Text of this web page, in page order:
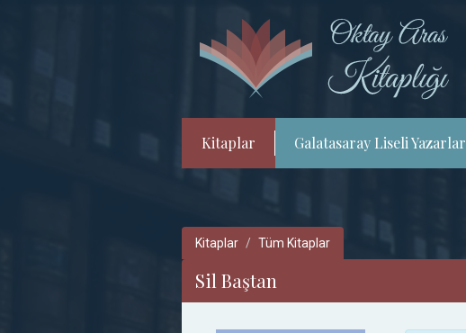
Kitaplar Galatasaray Liseli Yazarlar
Kitaplar Tüm Kitaplar
Sil Baştan